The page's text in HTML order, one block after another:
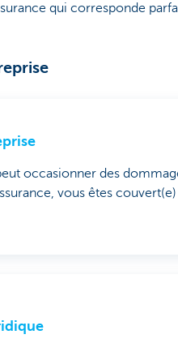
qui corresponde
occasionner des
vous êtes